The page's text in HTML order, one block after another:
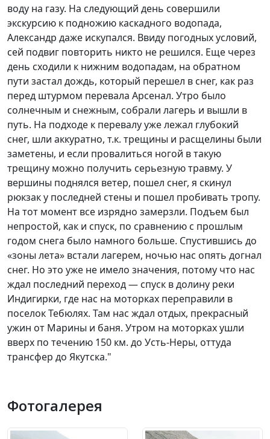
воду на газу. На следующий день совершили
экскурсию к подножию каскадного водопада,
Александр даже искупался. Ввиду погодных условий,
сей подвиг повторить никто не решился. Еще через
день сходили к нижним водопадам, на обратном
пути застал дождь, который перешел в снег, как раз
перед штурмом перевала Арсенал. Утро было
солнечным и снежным, собрали лагерь и вышли в
путь. На подходе к перевалу уже лежал глубокий
снег, шли аккуратно, т.к. трещины и расщелины были
заметены, и если провалиться ногой в такую
трещину можно получить серьезную травму. У
вершины поднялся ветер, пошел снег, я скинул
рюкзак у последней стены и пошел пробивать тропу.
На тот момент все изрядно замерзли. Подъем был
непростой, как и спуск, по сравнению с прошлым
годом снега было намного больше. Спустившись до
«зоны лета» встали лагерем, ночью нас опять догнал
снег. Но это уже не имело значения, потому что нас
ждал последний переход — спуск в долину реки
Индигирки, где нас на моторках переправили в
поселок Тебюлях. Там нас ждал отдых, прекрасный
ужин от Марины и баня. Утром на моторках ушли
вверх по течению 150 км. до Усть-Неры, оттуда
трансфер до Якутска."
Фотогалерея